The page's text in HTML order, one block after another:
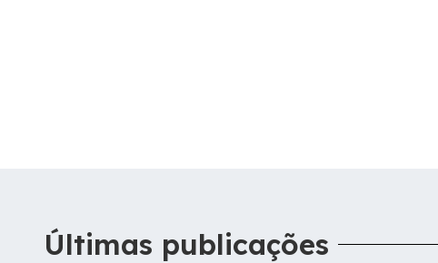
Últimas publicações